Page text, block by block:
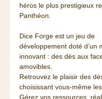
héros le plus prestigieux
Panthéon.
Dice Forge est un jeu de
développement doté d’un
innovant : des dés aux
amovibles.
Retrouvez le plaisir des
choisissant vous-même
Gérez vos ressources,